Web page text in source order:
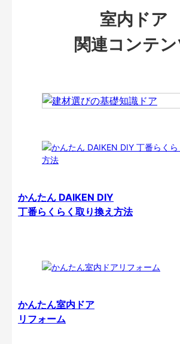
室内ドア
関連コンテ
かんたん DAIKEN DIY
丁番らくらく取り換え方法
かんたん室内ドア
リフォーム